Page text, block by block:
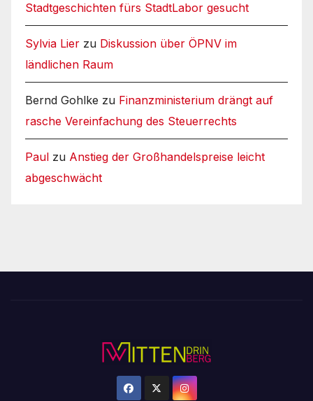
Stadtgeschichten fürs StadtLabor gesucht
Sylvia Lier zu Diskussion über ÖPNV im
ländlichen Raum
Bernd Gohlke zu Finanzministerium drängt auf
rasche Vereinfachung des Steuerrechts
Paul zu Anstieg der Großhandelspreise leicht
abgeschwächt